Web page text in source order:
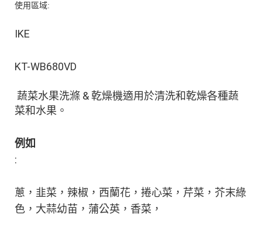
使用區域:
蔥，韭菜，辣椒，西蘭花，捲心菜，芹菜，芥末綠